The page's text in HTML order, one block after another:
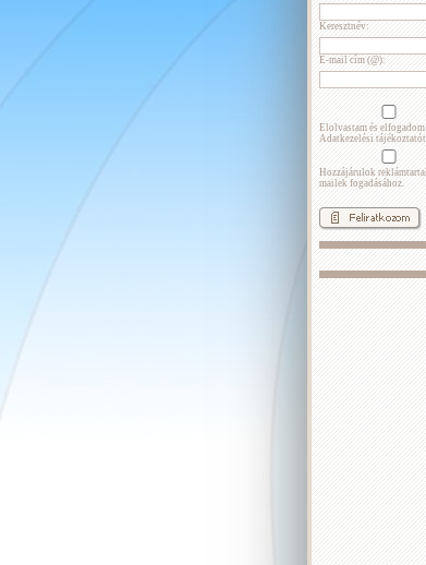
Keresztnév:
E-mail cím (@):
Elolvastam és elfogadom
Adatkezelési tájékoztatót
Hozzájárulok
mailek fogadásához.